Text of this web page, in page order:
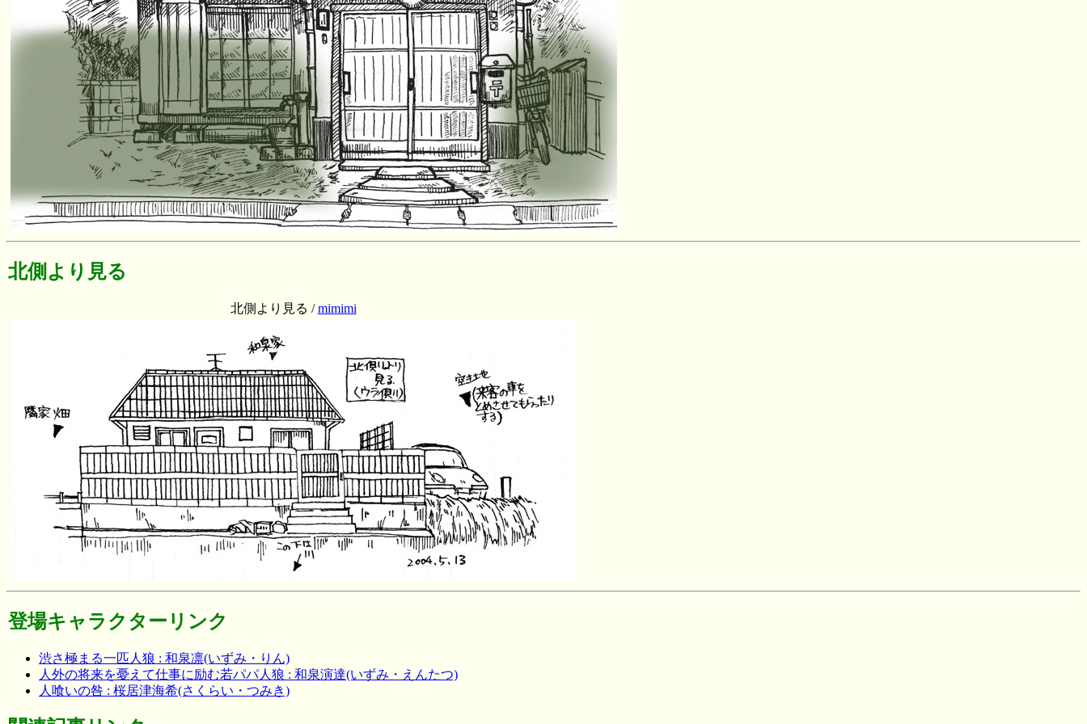
北側より見る
北側より見る /mimimi
登場キャラクターリンク
渋さ極まる一匹人狼 : 和泉凛(いずみ・りん)
人外の将来を憂えて仕事に励む若パパ人狼 : 和泉演達(いずみ・えんたつ)
人喰いの咎 : 桜居津海希(さくらい・つみき)